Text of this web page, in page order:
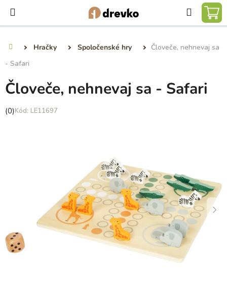
obsah
Hľadať
Hračky Spoločenské hry
Človeče, nehnevaj sa
- Safari
Človeče, nehnevaj sa - Safari
Priemerné
(0) LE11697